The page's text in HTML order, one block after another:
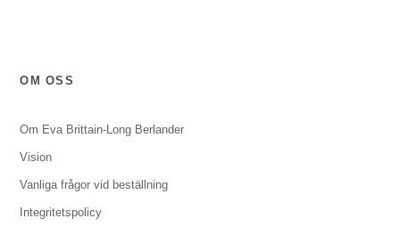
OM OSS
Om Eva Brittain-Long Berlander
Vision
Vanliga frågor vid beställning
Integritetspolicy